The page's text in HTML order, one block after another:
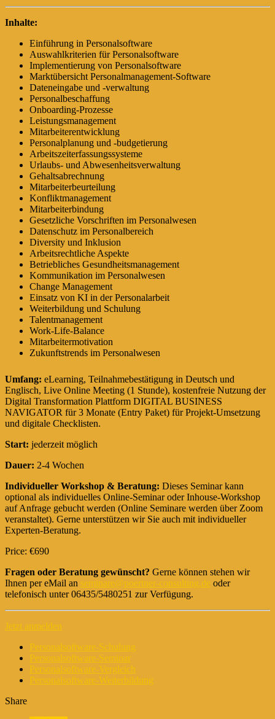
Inhalte:
Einführung in Personalsoftware
Auswahlkriterien für Personalsoftware
Implementierung von Personalsoftware
Marktübersicht Personalmanagement-Software
Dateneingabe und -verwaltung
Personalbeschaffung
Onboarding-Prozesse
Leistungsmanagement
Mitarbeiterentwicklung
Personalplanung und -budgetierung
Arbeitszeiterfassungssysteme
Urlaubs- und Abwesenheitsverwaltung
Gehaltsabrechnung
Mitarbeiterbeurteilung
Konfliktmanagement
Mitarbeiterbindung
Gesetzliche Vorschriften im Personalwesen
Datenschutz im Personalbereich
Diversity und Inklusion
Arbeitsrechtliche Aspekte
Betriebliches Gesundheitsmanagement
Kommunikation im Personalwesen
Change Management
Einsatz von KI in der Personalarbeit
Weiterbildung und Schulung
Talentmanagement
Work-Life-Balance
Mitarbeitermotivation
Zukunftstrends im Personalwesen
Umfang: eLearning, Teilnahmebestätigung in Deutsch und
Englisch, Live Online Meeting (1 Stunde), kostenfreie Nutzung der
Digital Transformation Plattform DIGITAL BUSINESS
NAVIGATOR für 3 Monate (Entry Paket) für Projekt-Umsetzung
und digitale Checklisten.
Start: jederzeit möglich
Dauer: 2-4 Wochen
Individueller Workshop & Beratung: Dieses Seminar kann
optional als individuelles Online-Seminar oder Inhouse-Workshop
auf Anfrage gebucht werden (Online Seminare werden über Zoom
veranstaltet). Gerne unterstützen wir Sie auch mit individueller
Experten-Beratung.
Price: €690
Fragen oder Beratung gewünscht? Gerne können stehen wir
Ihnen per eMail an seminare@poertner-consulting.de oder
telefonisch unter 06435/5480251 zur Verfügung.
Jetzt anmelden
Personalsoftware-Schulung
Personalsoftware-Seminar
Personalsoftware-Vergleich
Personalsoftware-Weiterbildung
Share